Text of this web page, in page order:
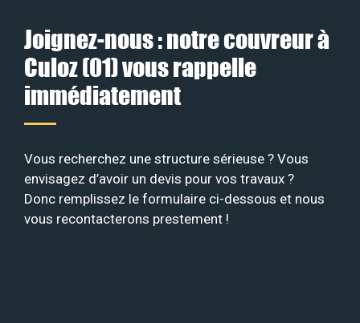
Joignez-nous : notre couvreur à
Culoz (01) vous rappelle
immédiatement
Vous recherchez une structure sérieuse ? Vous
envisagez d’avoir un devis pour vos travaux ?
Donc remplissez le formulaire ci-dessous et nous
vous recontacterons prestement !